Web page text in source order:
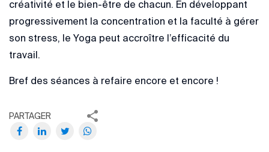
créativité et le bien-être de chacun. En développant
progressivement la concentration et la faculté à gérer
son stress, le Yoga peut accroître l’efficacité du
travail.
Bref des séances à refaire encore et encore !
PARTAGER